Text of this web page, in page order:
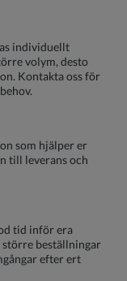
individuellt
volym, desto
Kontakta oss för
som hjälper er
till leverans och
tid inför era
större beställningar
efter ert